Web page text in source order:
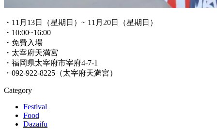
・11月13日（星期日）~ 11月20日（星期日）
・10:00~16:00
・免費入場
・太宰府天満宮
・福岡県太宰府市宰府4-7-1
・092-922-8225（太宰府天満宮）
Category
Festival
Food
Dazaifu